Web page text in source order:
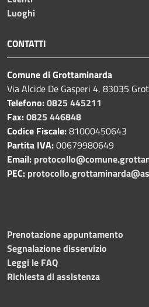
Luoghi
CONTATTI
Comune di Grottaminarda
Via Alcide De Gasperi 4, 83035
Telefono:0825 445211
Fax:0825 446848
Codice Fiscale:81000450643
Partita IVA:00679980649
Email:
PEC:
Prenotazione appuntamento
Segnalazione disservizio
Leggi le FAQ
Richiesta di assistenza